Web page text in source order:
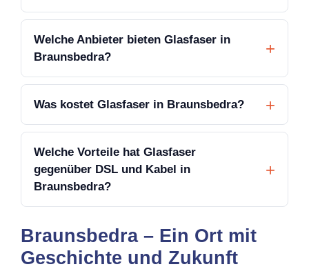
Welche Anbieter bieten Glasfaser in
Braunsbedra?
Was kostet Glasfaser in Braunsbedra?
Welche Vorteile hat Glasfaser
gegenüber DSL und Kabel in
Braunsbedra?
Braunsbedra – Ein Ort mit
Geschichte und Zukunft